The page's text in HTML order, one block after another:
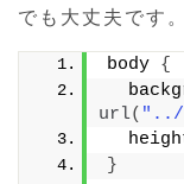
でも大丈夫です。
body {
url( "../
}